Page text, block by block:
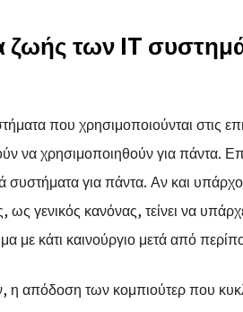
ζωής των IT
που χρησιμοποιούνται στις
να χρησιμοποιηθούν για πάντα.
συστήματα για πάντα. Αν και
γενικός κανόνας, τείνει να
με κάτι καινούργιο μετά από
η απόδοση των κομπιούτερ που